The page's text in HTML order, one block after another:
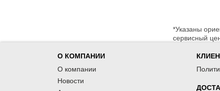
*Указаны
сервисный
О КОМПАНИИ
О компании
Новости